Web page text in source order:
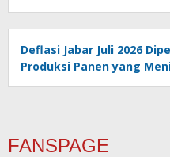
Deflasi Jabar Juli 2026
Produksi Panen yang
FANSPAGE